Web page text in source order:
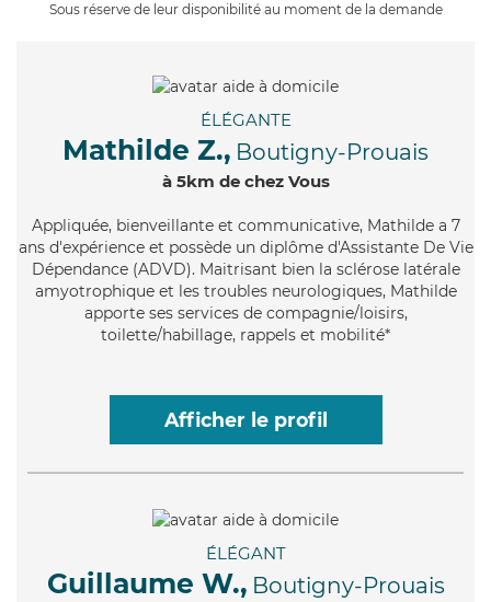
Sous réserve de leur disponibilité au moment de la demande
ÉLÉGANTE
Mathilde Z., Boutigny-Prouais
à 5km de chez Vous
Appliquée, bienveillante et communicative, Mathilde a 7
ans d'expérience et possède un diplôme d'Assistante De Vie
Dépendance (ADVD). Maitrisant bien la sclérose latérale
amyotrophique et les troubles neurologiques, Mathilde
apporte ses services de compagnie/loisirs,
toilette/habillage, rappels et mobilité*
Afficher le profil
ÉLÉGANT
Guillaume W., Boutigny-Prouais